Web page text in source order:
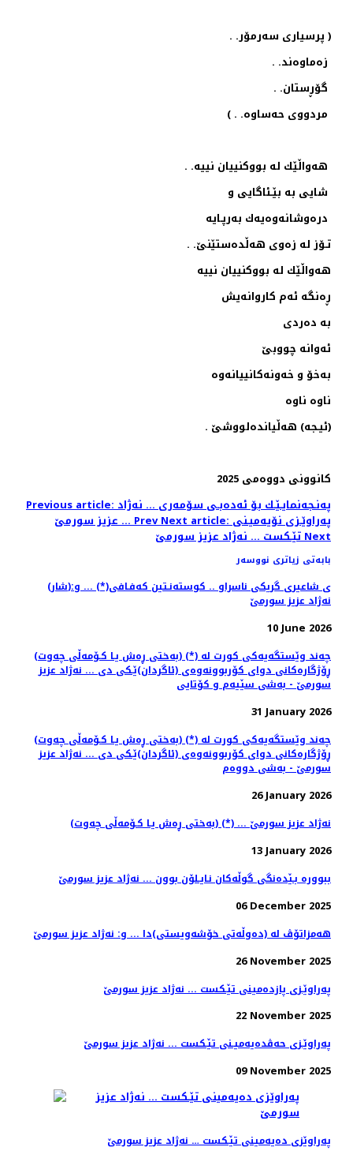
( پرسیاری سه‌رمۆر. .
زه‌ماوه‌ند. .
گۆڕستان. .
مردووی حه‌ساوه‌. . )
هه‌واڵێك له‌ بووكنییان نییه‌. .
شایی به‌ بێـئاگایی و
‌ دره‌وشانه‌وه‌یه‌ك به‌رپـایه‌
تـۆز له‌ زه‌وی هه‌ڵده‌ستێنێ. .
هه‌واڵێك له‌ بووكنییان نییه‌
ڕه‌نگه‌ ئه‌م كاروانه‌یش
به‌ ده‌ردی
ئه‌وانه‌‌ چووبێ
به‌خۆ و خه‌ونه‌كانییانه‌وه‌
ناوه‌ ناوه‌
(ئیـجه‌) هه‌ڵیانده‌لووشێ .
كانوونی دووه‌می 2025
Previous article: په‌نـجه‌نمایـێـك بۆ ئه‌ده‌بـی سۆمه‌ری ... نه‌ژاد
عزیز سورمێ ...PrevNext article: په‌راوێـزی نۆیه‌میـنی
تێـكست ... نه‌ژاد عزیز سورمێNext
بابەتی زیاتری نووسەر
(شار)ی شاعیری گریكی ناسراو .. كوسته‌نـتین كه‌فـافی(*) ... و:
نه‌ژاد عزیز سورمێ
10 June 2026
(به‌ختی ڕه‌ش یـا كـۆمه‌ڵی چه‌وت) (*) چه‌ند وێستگه‌یه‌كی كورت له‌
ڕۆژگاره‌كانی دوای كۆربوونه‌وه‌ی (ئاگردان)ێـكی دی ... نه‌ژاد عزیز
سورمێ - به‌شی سێیه‌م و كۆتایی
31 January 2026
(به‌ختی ڕه‌ش یـا كـۆمه‌ڵی چه‌وت) (*) چه‌ند وێستگه‌یه‌كی كورت له‌
ڕۆژگاره‌كانی دوای كۆربوونه‌وه‌ی (ئاگردان)ێـكی دی ... نه‌ژاد عزیز
سورمێ - به‌شی دووه‌م
26 January 2026
(به‌ختی ڕه‌ش یـا كـۆمه‌ڵی چه‌وت) (*) ... نه‌ژاد عزیز سورمێ
13 January 2026
ببووره‌ بـێده‌نگی گوڵه‌كان نـایـلۆن بوون ... نه‌ژاد عزیز سورمێ
06 December 2025
هه‌مزاتۆڤ له‌ (ده‌وڵه‌تی خۆشه‌ویستی)دا ... و: نه‌ژاد عزیز سورمێ
26 November 2025
په‌راوێـزی پازده‌مینی تێـكست ... نه‌ژاد عزیز سورمێ
22 November 2025
په‌راوێـزی حه‌ڤده‌یه‌میـنی تێـكست ... نه‌ژاد عزیز سورمێ
09 November 2025
په‌راوێزی ده‌یه‌مینی تێـكست‌ … نه‌ژاد عزیز سورمێ